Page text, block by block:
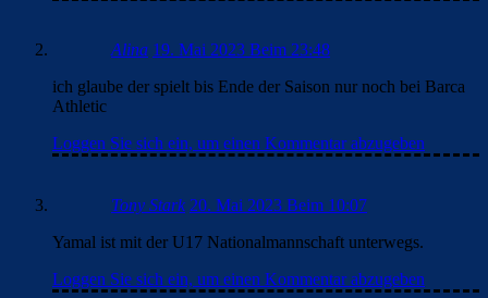
Alina 19. Mai 2023 Beim 23:48
ich glaube der spielt bis Ende der Saison nur noch bei Barca
Athletic
Loggen Sie sich ein, um einen Kommentar abzugeben
Tony Stark 20. Mai 2023 Beim 10:07
Yamal ist mit der U17 Nationalmannschaft unterwegs.
Loggen Sie sich ein, um einen Kommentar abzugeben